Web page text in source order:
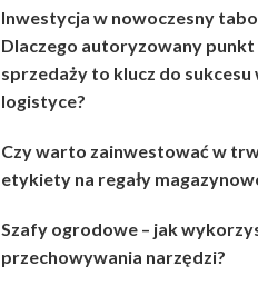
Inwestycja w nowoczesny
Dlaczego autoryzowany punkt
sprzedaży to klucz do sukcesu
logistyce?
Czy warto zainwestować w
etykiety na regały
Szafy ogrodowe – jak
przechowywania narzędzi?